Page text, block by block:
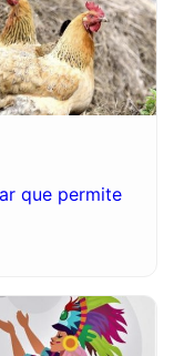
que permite